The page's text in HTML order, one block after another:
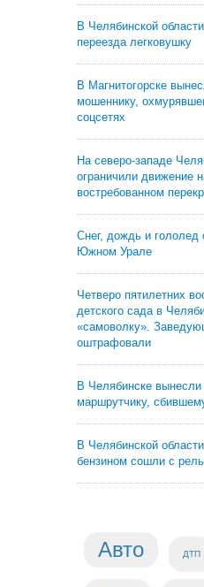
В Челябинской
переезда легковушку
В Магнитогорске
мошеннику,
соцсетях
На северо-западе
ограничили движение
востребованном
Снег, дождь и гололед
Южном Урале
Четверо пятилетних
детского сада в
«самоволку».
оштрафовали
В Челябинске вынесли
маршрутчику,
В Челябинской
бензином сошли с
Авто ДТП